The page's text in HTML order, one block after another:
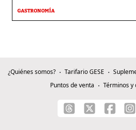
GASTRONOMÍA
¿Quiénes somos? Tarifario GESE
Puntos de venta
Términos y